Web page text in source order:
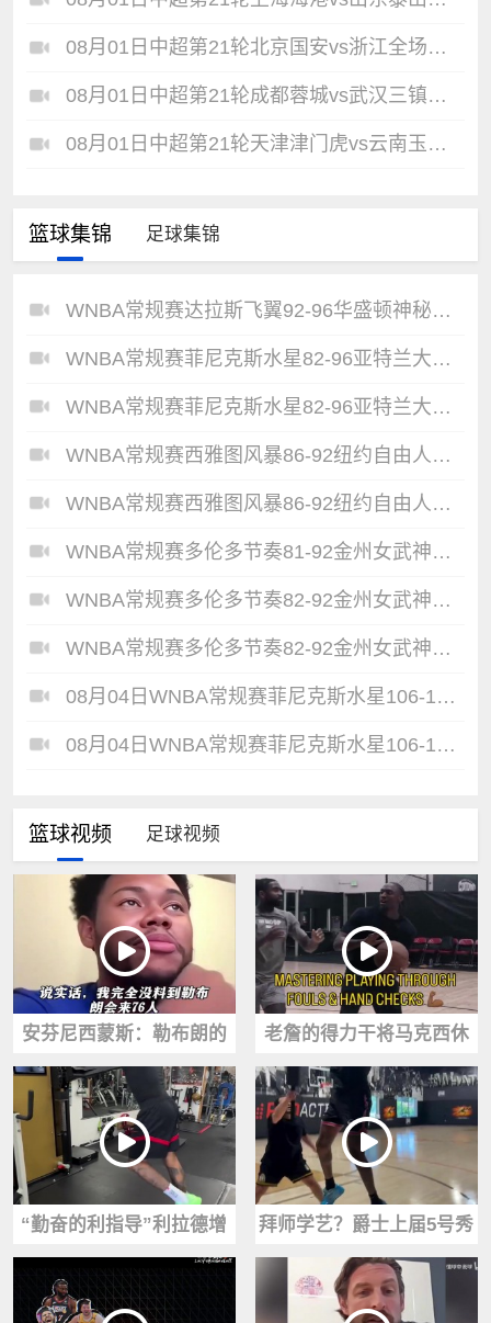
08月01日中超第21轮北京国安vs浙江全场录像
08月01日中超第21轮成都蓉城vs武汉三镇全场录像
08月01日中超第21轮天津津门虎vs云南玉昆全场录像
篮球集锦 足球集锦
WNBA常规赛达拉斯飞翼92-96华盛顿神秘人全场集锦
WNBA常规赛菲尼克斯水星82-96亚特兰大梦想全场集锦
WNBA常规赛菲尼克斯水星82-96亚特兰大梦想全场集锦
WNBA常规赛西雅图风暴86-92纽约自由人全场集锦
WNBA常规赛西雅图风暴86-92纽约自由人全场集锦
WNBA常规赛多伦多节奏81-92金州女武神全场集锦
WNBA常规赛多伦多节奏82-92金州女武神全场集锦
WNBA常规赛多伦多节奏82-92金州女武神全场集锦
08月04日WNBA常规赛菲尼克斯水星106-101芝加哥天空全场集锦
08月04日WNBA常规赛菲尼克斯水星106-101芝加哥天空全场集锦
篮球视频 足球视频
安芬尼西蒙斯：勒布朗的
加盟让我们76人瞬间列入
总冠军争夺者行列
老詹的得力干将马克西休
赛期这苦练真是不带停
的！
“勤奋的利指导”利拉德增
加力量训练和跳绳
拜师学艺？爵士上届5号秀
前锋贝利跟KD一同训练~